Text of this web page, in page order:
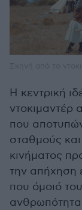
Η κεντρική
ντοκιμαντέρ
που
σταθμούς
κινήματος
την απήχηση
που όμοιό